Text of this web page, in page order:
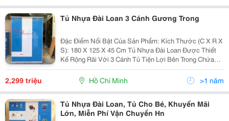
Tủ Nhựa Đài Loan 3 Cánh Gương Trong
Đặc Điểm Nổi Bật Của Sản Phẩm: Kích Thước (C X R X
S): 180 X 125 X 45 Cm Tủ Nhựa Đài Loan Được Thiết
Kế Rộng Rãi Với 3 Cánh Tủ Tiện Lợi Bên Trong Chứa
Các Ngăn Nhỏ Rất Phù Hợp Để Cất Giữ Quần Áo Và
Các Vật Dụng Cần Thiết Cho Bé
2,299 triệu Hồ Chí Minh >1 năm
Tủ Nhựa Đài Loan, Tủ Cho Bé, Khuyến Mãi
Lớn, Miễn Phí Vận Chuyển Hn